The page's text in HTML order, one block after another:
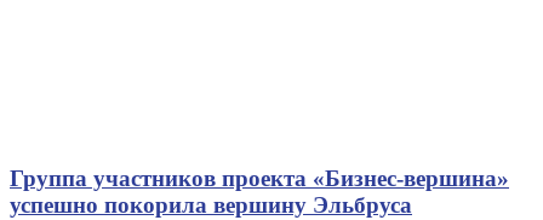
Группа участников проекта «Бизнес‑вершина»
успешно покорила вершину Эльбруса